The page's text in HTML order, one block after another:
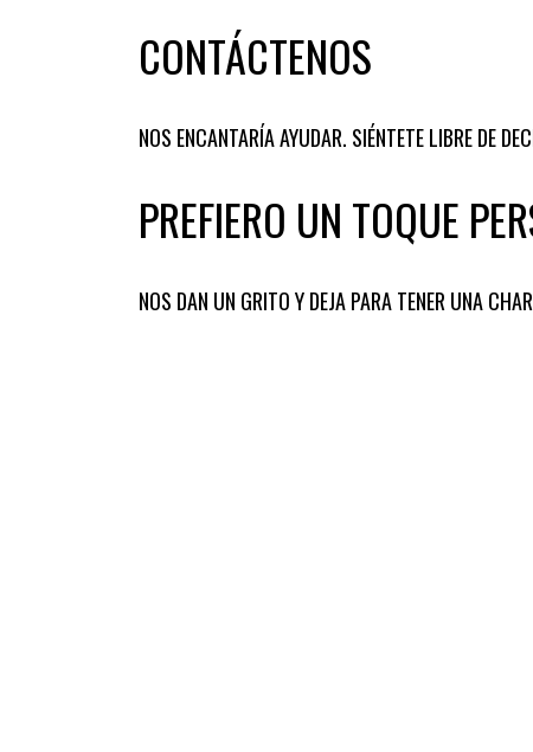
CONTÁCTENOS
NOS ENCANTARÍA AYUDAR. SIÉNTETE LIBRE DE
PREFIERO UN TOQUE
NOS DAN UN GRITO Y DEJA PARA TENER UNA